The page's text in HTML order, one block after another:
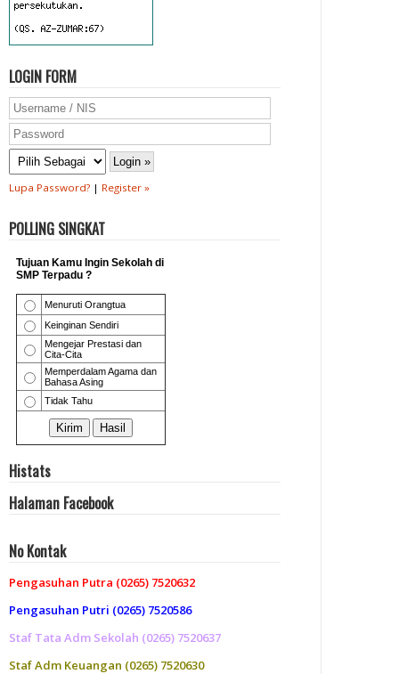
LOGIN FORM
Lupa Password? | Register »
POLLING SINGKAT
Histats
Halaman Facebook
No Kontak
Pengasuhan Putra (0265) 7520632
Pengasuhan Putri (0265) 7520586
Staf Tata Adm Sekolah (0265) 7520637
Staf Adm Keuangan (0265) 7520630